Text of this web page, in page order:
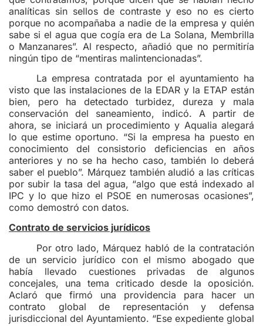
analíticas sin sellos de contraste y eso no es cierto
porque no acompañaba a nadie de la empresa y quién
sabe si el agua que cogía era de La Solana, Membrilla
o Manzanares”. Al respecto, añadió que no permitiría
ningún tipo de “mentiras malintencionadas”.
La empresa contratada por el ayuntamiento ha
visto que las instalaciones de la EDAR y la ETAP están
bien, pero ha detectado turbidez, dureza y mala
conservación del saneamiento, indicó. A partir de
ahora, se iniciará un procedimiento y Aqualia alegará
lo que estime oportuno. “Si la empresa ha puesto en
conocimiento del consistorio deficiencias en años
anteriores y no se ha hecho caso, también lo deberá
saber el pueblo”. Márquez también aludió a las críticas
por subir la tasa del agua, “algo que está indexado al
IPC y lo que hizo el PSOE en numerosas ocasiones”,
como demostró con datos.
Contrato de servicios jurídicos
Por otro lado, Márquez habló de la contratación
de un servicio jurídico con el mismo abogado que
había llevado cuestiones privadas de algunos
concejales, una tema criticado desde la oposición.
Aclaró que firmó una providencia para hacer un
contrato global de representación y defensa
jurisdiccional del Ayuntamiento. “Ese expediente global